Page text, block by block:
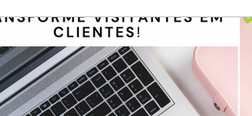
Empreendedorismo